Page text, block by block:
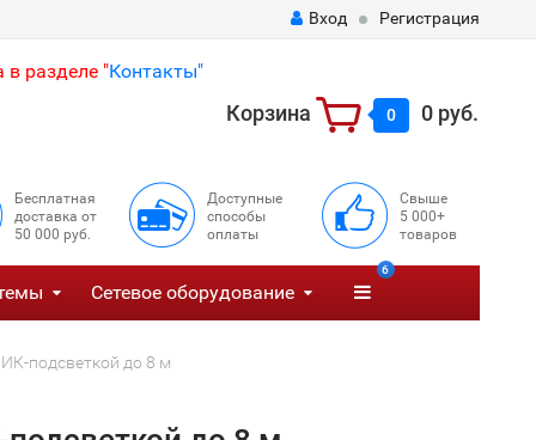
Вход Регистрация
разделе "Контакты"
Корзина 0 0 руб.
Бесплатная
доставка от
50 000 руб.
Доступные
способы
оплаты
Свыше
5 000+
товаров
Сетевое оборудование
6
подсветкой до 8 м